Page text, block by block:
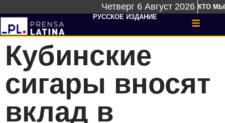
Четверг 6 Август 2026 КТО МЫ
РУССКОЕ ИЗДАНИЕ
Кубинские
сигары вносят
вклад в